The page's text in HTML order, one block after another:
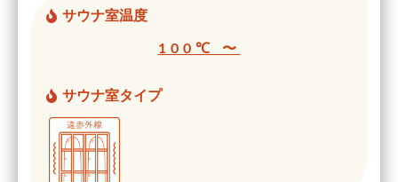
サウナ室温度
100℃ 〜
サウナ室タイプ